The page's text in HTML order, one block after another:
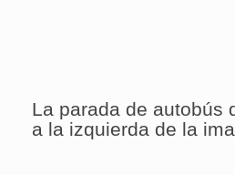
La parada de autobús
a la izquierda de la